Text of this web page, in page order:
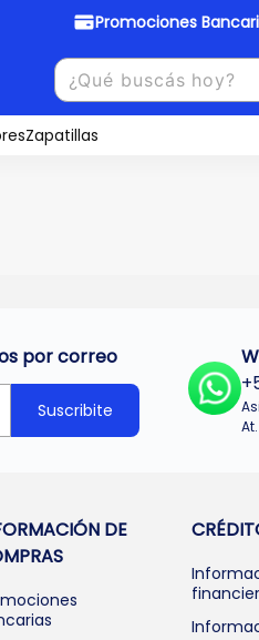
Promociones
Crédito Coppel
Hasta
Zapatillas
por correo
Suscribite
DE